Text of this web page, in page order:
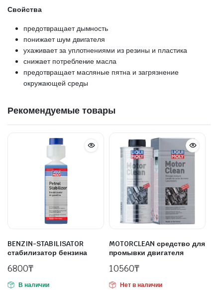
Свойства
предотвращает дымность
понижает шум двигателя
ухаживает за уплотнениями из резины и пластика
снижает потребление масла
предотвращает масляные пятна и загрязнение
окружающей среды
Рекомендуемые товары
BENZIN-STABILISATOR
стабилизатор бензина
6800₸
В наличии
MOTORCLEAN средство для
промывки двигателя
10560₸
Нет в наличии